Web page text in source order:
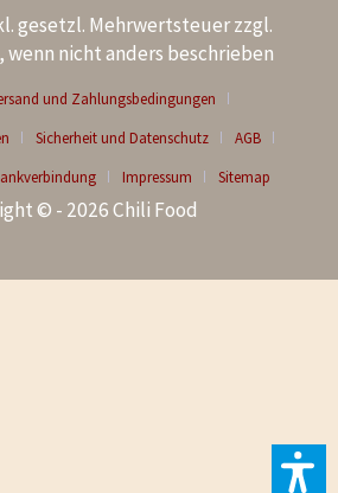
gesetzl. Mehrwertsteuer zzgl.
, wenn nicht anders beschrieben
und Zahlungsbedingungen
Sicherheit und Datenschutz
AGB
Impressum Sitemap
© - 2026 Chili Food